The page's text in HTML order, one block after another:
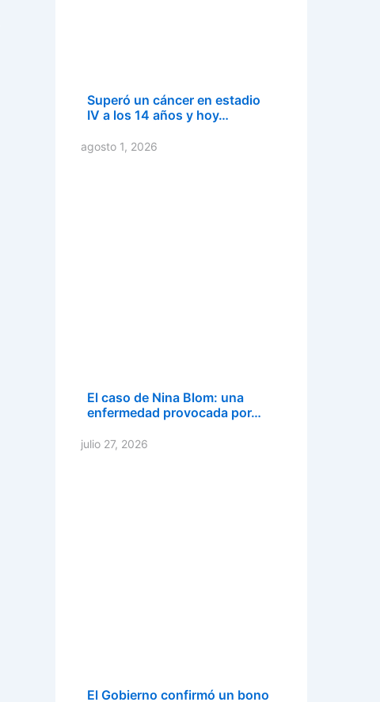
Superó un cáncer en estadio
IV a los 14 años y hoy…
agosto 1, 2026
El caso de Nina Blom: una
enfermedad provocada por…
julio 27, 2026
El Gobierno confirmó un bono